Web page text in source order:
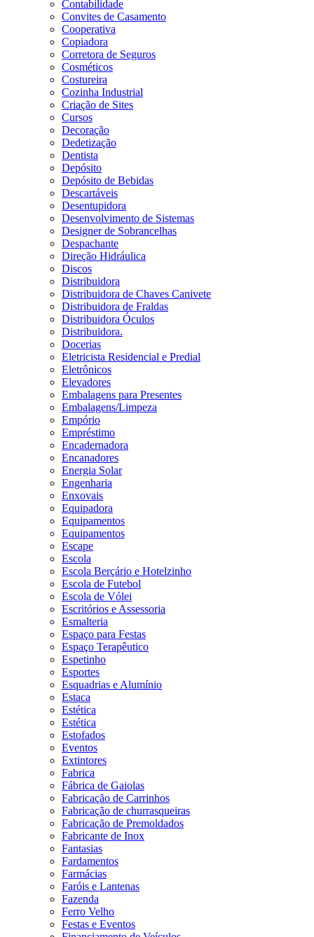
Contabilidade
Convites de Casamento
Cooperativa
Copiadora
Corretora de Seguros
Cosméticos
Costureira
Cozinha Industrial
Criação de Sites
Cursos
Decoração
Dedetização
Dentista
Depósito
Depósito de Bebidas
Descartáveis
Desentupidora
Desenvolvimento de Sistemas
Designer de Sobrancelhas
Despachante
Direção Hidráulica
Discos
Distribuidora
Distribuidora de Chaves Canivete
Distribuidora de Fraldas
Distribuidora Óculos
Distribuidora.
Docerias
Eletricista Residencial e Predial
Eletrônicos
Elevadores
Embalagens para Presentes
Embalagens/Limpeza
Empório
Empréstimo
Encadernadora
Encanadores
Energia Solar
Engenharia
Enxovais
Equipadora
Equipamentos
Equipamentos
Escape
Escola
Escola Berçário e Hotelzinho
Escola de Futebol
Escola de Vólei
Escritórios e Assessoria
Esmalteria
Espaço para Festas
Espaço Terapêutico
Espetinho
Esportes
Esquadrias e Alumínio
Estaca
Estética
Estética
Estofados
Eventos
Extintores
Fabrica
Fábrica de Gaiolas
Fabricação de Carrinhos
Fabricação de churrasqueiras
Fabricação de Premoldados
Fabricante de Inox
Fantasias
Fardamentos
Farmácias
Faróis e Lantenas
Fazenda
Ferro Velho
Festas e Eventos